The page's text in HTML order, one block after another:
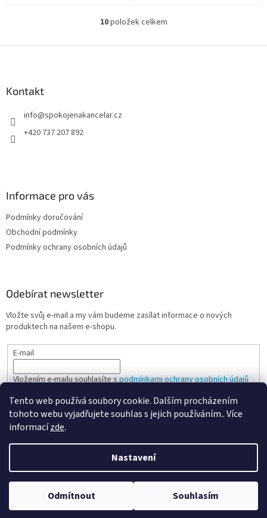
Tento web používá soubory cookie. Dalším procházením
tohoto webu vyjadřujete souhlas s jejich používáním.. Více
informacízde.
Nastavení
Odmítnout Souhlasím
O
l
10položek celkem
Kontakt
info@spokojenakancelar.cz
+420 737 207 892
Informace pro vás
Podmínky doručování
Obchodní podmínky
Podmínky ochrany osobních údajů
Odebírat newsletter
Vložte svůj e-mail a my vám budeme zasílat informace o nových
produktech na našem e-shopu.
E-mail
Vložením e-mailu souhlasíte spodmínkami ochrany osobních údajů
PŘIHLÁSIT SE
Vytvořil Shoptet
Copyright 2026Spokojená kancelář . Všechna práva vyhrazena.